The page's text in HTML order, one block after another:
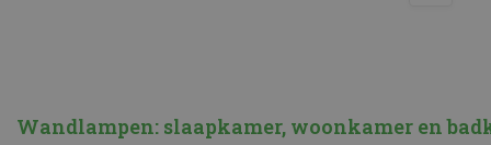
Wandlampen: slaapkamer, woonkamer en